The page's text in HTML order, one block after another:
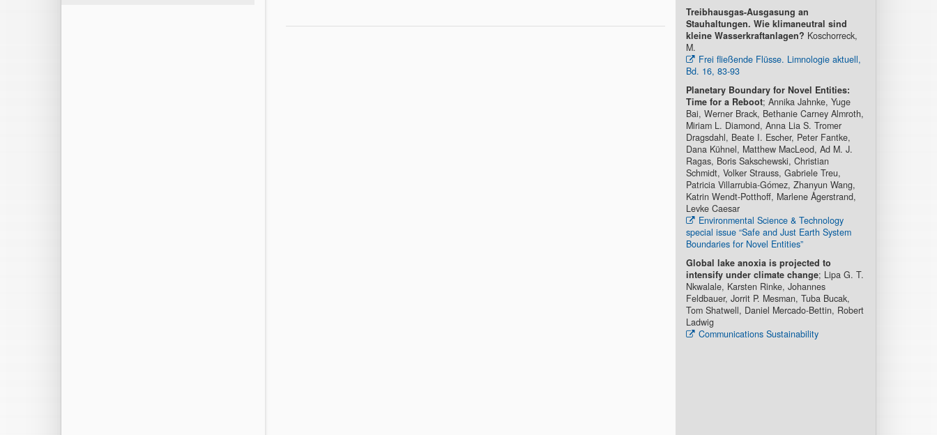
Treibhausgas-Ausgasung an
Stauhaltungen. Wie klimaneutral sind
kleine Wasserkraftanlagen? Koschorreck,
M.
Frei fließende Flüsse. Limnologie aktuell,
Bd. 16, 83-93
Planetary Boundary for Novel Entities:
Time for a Reboot; Annika Jahnke, Yuge
Bai, Werner Brack, Bethanie Carney Almroth,
Miriam L. Diamond, Anna Lia S. Tromer
Dragsdahl, Beate I. Escher, Peter Fantke,
Dana Kühnel, Matthew MacLeod, Ad M. J.
Ragas, Boris Sakschewski, Christian
Schmidt, Volker Strauss, Gabriele Treu,
Patricia Villarrubia-Gómez, Zhanyun Wang,
Katrin Wendt-Potthoff, Marlene Ågerstrand,
Levke Caesar
Environmental Science & Technology
special issue “Safe and Just Earth System
Boundaries for Novel Entities”
Global lake anoxia is projected to
intensify under climate change; Lipa G. T.
Nkwalale, Karsten Rinke, Johannes
Feldbauer, Jorrit P. Mesman, Tuba Bucak,
Tom Shatwell, Daniel Mercado-Bettin, Robert
Ladwig
Communications Sustainability